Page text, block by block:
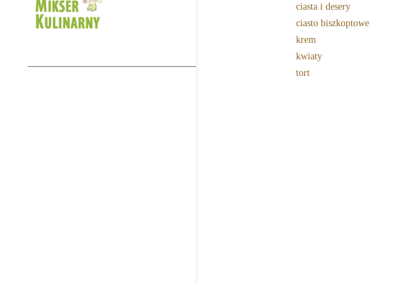
ciasta i desery
ciasto biszkoptowe
krem
kwiaty
tort